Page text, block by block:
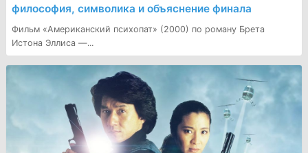
философия, символика и объяснение финала
Фильм «Американский психопат» (2000) по роману Брета
Истона Эллиса —...